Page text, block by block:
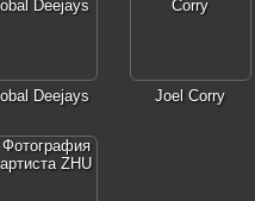
Deejays Joel Corry